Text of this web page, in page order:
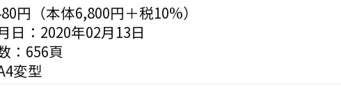
円（本体6,800円＋税10%）
日：2020年02月13日
：656頁
変型